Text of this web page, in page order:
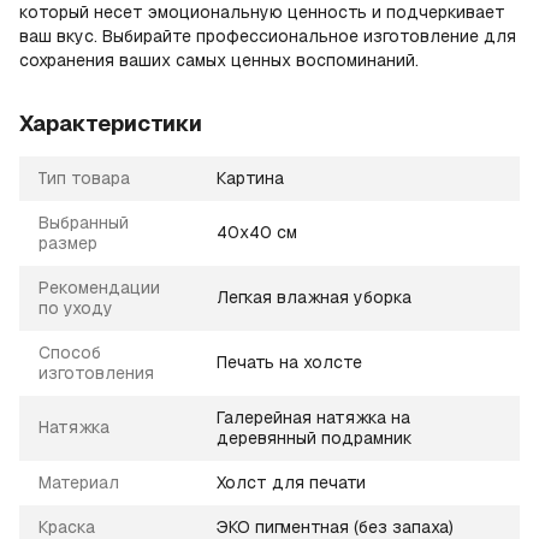
который несет эмоциональную ценность и подчеркивает
ваш вкус. Выбирайте профессиональное изготовление для
сохранения ваших самых ценных воспоминаний.
Характеристики
Тип товара Картина
Выбранный
размер
40х40 см
Рекомендации
по уходу
Легкая влажная уборка
Способ
изготовления
Печать на холсте
Натяжка
Галерейная натяжка на
деревянный подрамник
Материал Холст для печати
Краска ЭКО пигментная (без запаха)